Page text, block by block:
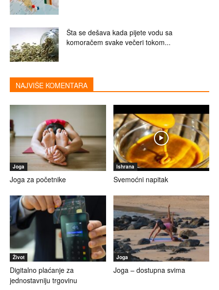
Šta se dešava kada pijete vodu sa
komoračem svake večeri tokom...
NAJVIŠE KOMENTARA
Joga
Joga za početnike
Ishrana
Svemoćni napitak
Život
Digitalno plaćanje za
jednostavniju trgovinu
Joga
Joga – dostupna svima